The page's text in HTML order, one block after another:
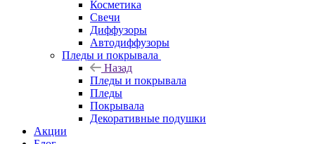
Косметика
Свечи
Диффузоры
Автодиффузоры
Пледы и покрывала
Назад
Пледы и покрывала
Пледы
Покрывала
Декоративные подушки
Акции